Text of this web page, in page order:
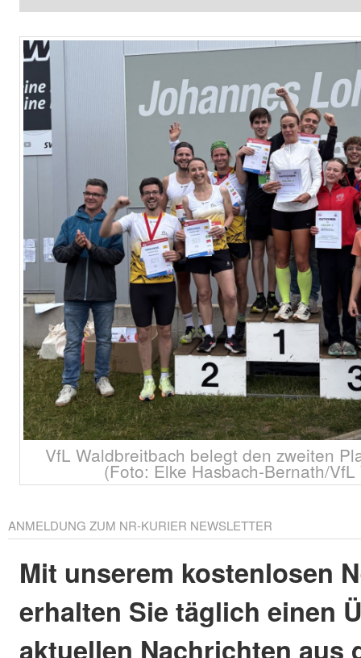
VfL Waldbreitbach belegt den zweiten
(Foto: Elke Hasbach-Bernath/
ANMELDUNG ZUM NR-KURIER NEWSLETTER
Mit unserem kostenlosen
erhalten Sie täglich einen
aktuellen Nachrichten aus